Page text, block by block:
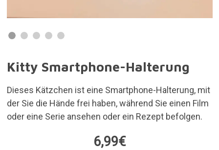
Kitty Smartphone-Halterung
Dieses Kätzchen ist eine Smartphone-Halterung, mit
der Sie die Hände frei haben, während Sie einen Film
oder eine Serie ansehen oder ein Rezept befolgen.
6,99€